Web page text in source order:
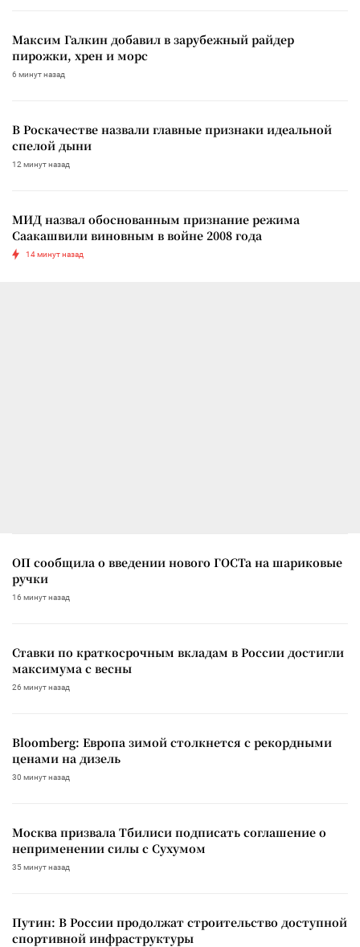
Максим Галкин добавил в зарубежный райдер
пирожки, хрен и морс
6 минут назад
В Роскачестве назвали главные признаки идеальной
спелой дыни
12 минут назад
МИД назвал обоснованным признание режима
Саакашвили виновным в войне 2008 года
14 минут назад
ОП сообщила о введении нового ГОСТа на шариковые
ручки
16 минут назад
Ставки по краткосрочным вкладам в России достигли
максимума с весны
26 минут назад
Bloomberg: Европа зимой столкнется с рекордными
ценами на дизель
30 минут назад
Москва призвала Тбилиси подписать соглашение о
неприменении силы с Сухумом
35 минут назад
Путин: В России продолжат строительство доступной
спортивной инфраструктуры